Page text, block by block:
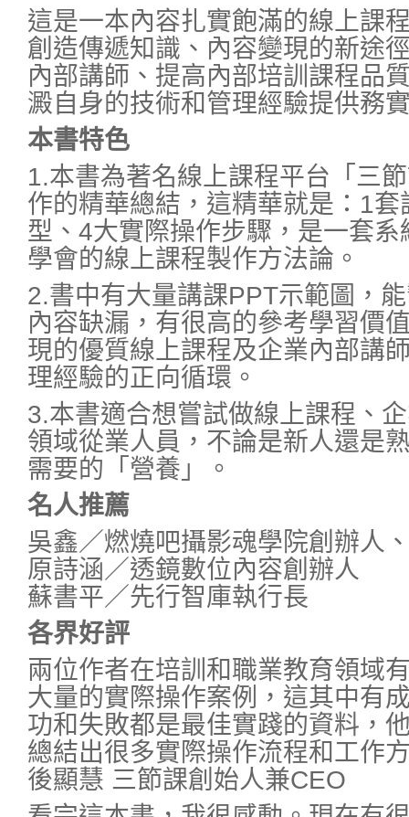
這是一本內容扎實飽滿的線上課
創造傳遞知識、內容變現的新途
內部講師、提高內部培訓課程品
澱自身的技術和管理經驗提供務
本書特色
1.本書為著名線上課程平台「三
作的精華總結，這精華就是：1
型、4大實際操作步驟，是一套
學會的線上課程製作方法論。
2.書中有大量講課PPT示範圖，
內容缺漏，有很高的參考學習價
現的優質線上課程及企業內部講
理經驗的正向循環。
3.本書適合想嘗試做線上課程、
領域從業人員，不論是新人還是
需要的「營養」。
名人推薦
吳鑫／燃燒吧攝影魂學院創辦人
原詩涵／透鏡數位內容創辦人
蘇書平／先行智庫執行長
各界好評
兩位作者在培訓和職業教育領域
大量的實際操作案例，這其中有
功和失敗都是最佳實踐的資料，
總結出很多實際操作流程和工作
後顯慧 三節課創始人兼CEO